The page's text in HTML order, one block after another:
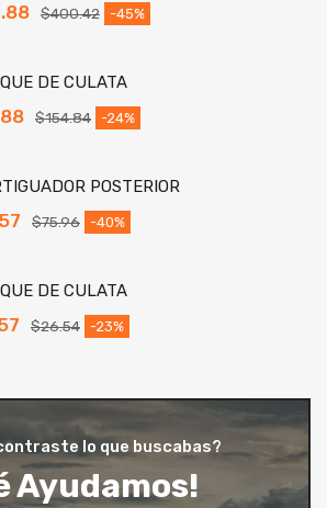
$400.42 -45%
DE CULATA
$154.84 -24%
POSTERIOR
$75.96 -40%
DE CULATA
$26.54 -23%
lo que buscabas?
Ayudamos!